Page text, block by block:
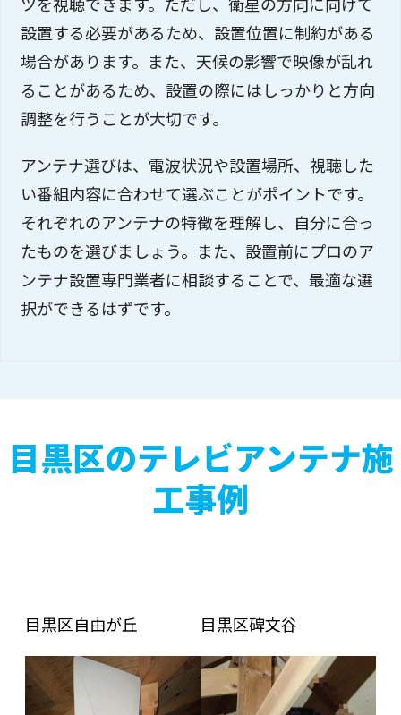
設置する必要があるため、設置位置に制約がある
場合があります。また、天候の影響で映像が乱れ
ることがあるため、設置の際にはしっかりと方向
調整を行うことが大切です。
アンテナ選びは、電波状況や設置場所、視聴した
い番組内容に合わせて選ぶことがポイントです。
それぞれのアンテナの特徴を理解し、自分に合っ
たものを選びましょう。また、設置前にプロのア
ンテナ設置専門業者に相談することで、最適な選
択ができるはずです。
目黒区のテレビアンテナ施
工事例
目黒区自由が丘 目黒区碑文谷